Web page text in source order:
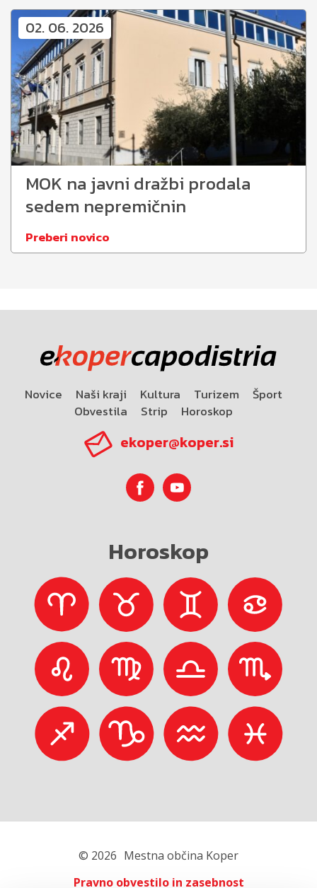
02. 06. 2026
MOK na javni dražbi prodala
sedem nepremičnin
Preberi novico
Novice Naši kraji Kultura Turizem
Šport
Obvestila
Strip Horoskop
ekoper@koper.si
Horoskop
© 2026 Mestna občina Koper
Pravno obvestilo in zasebnost